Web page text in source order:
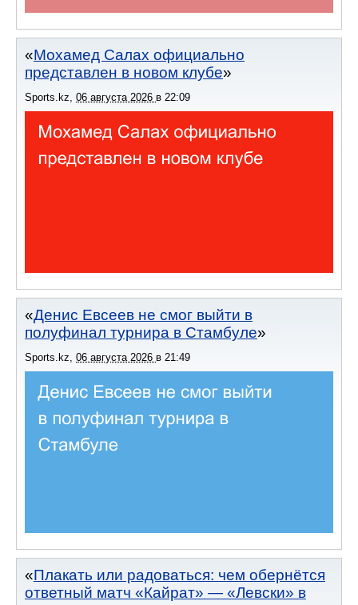
Мохамед Салах официально
представлен в новом клубе
Sports.kz, 06 августа 2026 в 22:09
Денис Евсеев не смог выйти в
полуфинал турнира в Стамбуле
Sports.kz, 06 августа 2026 в 21:49
Плакать или радоваться: чем обернётся
ответный матч «Кайрат» — «Левски» в